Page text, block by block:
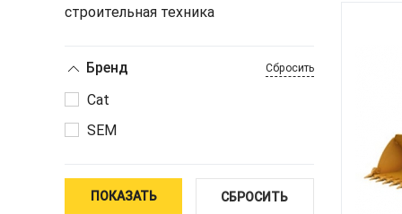
строительная техника
Бренд Сбросить
Cat
SEM
ПОКАЗАТЬ СБРОСИТЬ